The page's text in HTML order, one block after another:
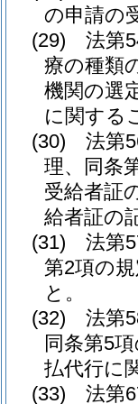
の申請の
(29)
法第
療の種類
機関の選
に関する
(30)
法第
理、同条
受給者証
給者証の
(31)
法第
第2項の
と。
(32)
法第
同条第5
払代行に
(33)
法第